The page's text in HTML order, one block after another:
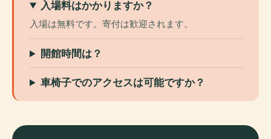
入場料はかかりますか？
入場は無料です。寄付は歓迎されます。
開館時間は？
車椅子でのアクセスは可能ですか？